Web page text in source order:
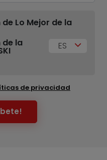
Lo Mejor de la
la
ES
de privacidad